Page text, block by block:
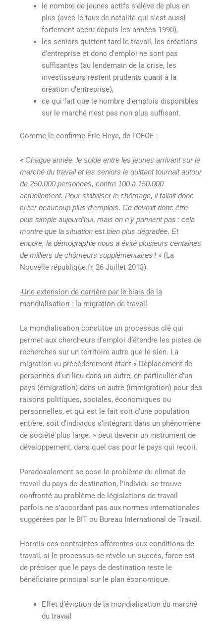
le nombre de jeunes actifs s’élève de plus en
plus (avec le taux de natalité qui s’est aussi
fortement accru depuis les années 1990),
les seniors quittent tard le travail, les créations
d’entreprise et donc d’emploi ne sont pas
suffisantes (au lendemain de la crise, les
investisseurs restent prudents quant à la
création d’entreprise),
ce qui fait que le nombre d’emplois disponibles
sur le marché n’est pas non plus suffisant.
Comme le confirme Éric Heye, de l’OFCE :
« Chaque année, le solde entre les jeunes arrivant sur le
marché du travail et les seniors le quittant tournait autour
de 250.000 personnes, contre 100 à 150.000
actuellement. Pour stabiliser le chômage, il fallait donc
créer beaucoup plus d’emplois. Ce devrait donc être
plus simple aujourd’hui, mais on n’y parvient pas : cela
montre que la situation est bien plus dégradée. Et
encore, la démographie nous a évité plusieurs centaines
de milliers de chômeurs supplémentaires ! » (La
Nouvelle république.fr, 26 Juillet 2013).
-Une extension de carrière par le biais de la
mondialisation : la migration de travail
La mondialisation constitue un processus clé qui
permet aux chercheurs d’emploi d’étendre les pistes de
recherches sur un territoire autre que le sien. La
migration vu précédemment étant « Déplacement de
personnes d’un lieu dans un autre, en particulier d’un
pays (émigration) dans un autre (immigration) pour des
raisons politiques, sociales, économiques ou
personnelles, et qui est le fait soit d’une population
entière, soit d’individus s’intégrant dans un phénomène
de société plus large. » peut devenir un instrument de
développement, dans quel cas pour le pays qui reçoit.
Paradoxalement se pose le problème du climat de
travail du pays de destination, l’individu se trouve
confronté au problème de législations de travail
parfois ne s’accordant pas aux normes internationales
suggérées par le BIT ou Bureau International de Travail.
Hormis ces contraintes afférentes aux conditions de
travail, si le processus se révèle un succès, force est
de préciser que le pays de destination reste le
bénéficiaire principal sur le plan économique.
Effet d’éviction de la mondialisation du marché
du travail